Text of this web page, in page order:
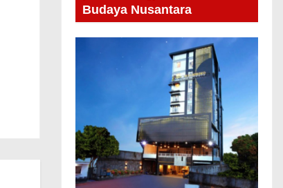
Budaya Nusantara